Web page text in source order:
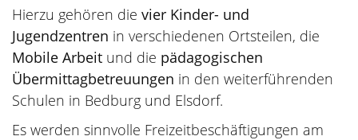
Hierzu gehören die vier Kinder- und
Jugendzentren in verschiedenen Ortsteilen, die
Mobile Arbeit und die pädagogischen
Übermittagbetreuungen in den weiterführenden
Schulen in Bedburg und Elsdorf.
Es werden sinnvolle Freizeitbeschäftigungen am